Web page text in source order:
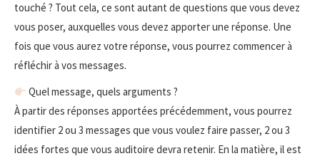
touché ? Tout cela, ce sont autant de questions que vous devez
vous poser, auxquelles vous devez apporter une réponse. Une
fois que vous aurez votre réponse, vous pourrez commencer à
réfléchir à vos messages.
Quel message, quels arguments ?
À partir des réponses apportées précédemment, vous pourrez
identifier 2 ou 3 messages que vous voulez faire passer, 2 ou 3
idées fortes que vous auditoire devra retenir. En la matière, il est